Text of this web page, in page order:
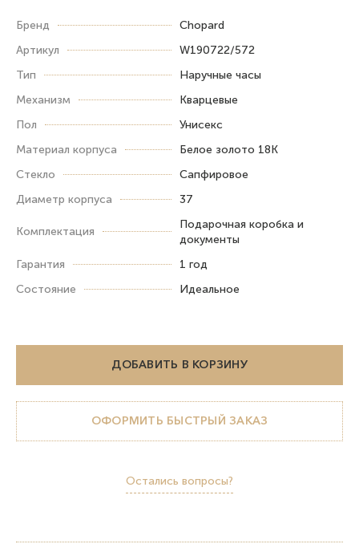
Бренд
Chopard
Артикул
W190722/572
Тип
Наручные часы
Механизм
Кварцевые
Пол
Унисекс
Материал корпуса
Белое золото 18К
Стекло
Сапфировое
Диаметр корпуса
37
Комплектация
Подарочная коробка и
документы
Гарантия
1 год
Состояние
Идеальное
ДОБАВИТЬ В КОРЗИНУ
ОФОРМИТЬ БЫСТРЫЙ ЗАКАЗ
Остались вопросы?